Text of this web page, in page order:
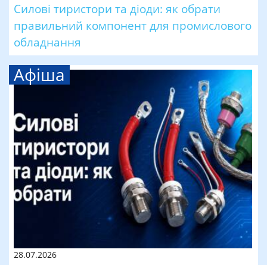
Силові тиристори та діоди: як обрати
правильний компонент для промислового
обладнання
Афіша
28.07.2026